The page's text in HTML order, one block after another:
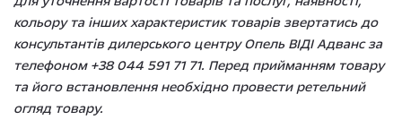
кольору та інших характеристик товарів звертатись до
консультантів дилерського центру Опель ВІДІ Адванс за
телефоном +38 044 591 71 71. Перед прийманням товару
та його встановлення необхідно провести ретельний
огляд товару.